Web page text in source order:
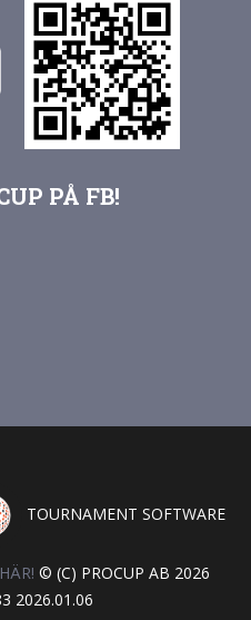
PÅ FB!
TOURNAMENT SOFTWARE
© (C) PROCUP AB 2026
2026.01.06